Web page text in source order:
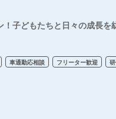
子どもたちと日々の成長
車通勤応相談 フリーター歓迎